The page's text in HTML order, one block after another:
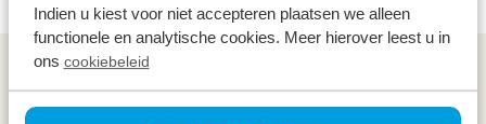
Indien u kiest voor niet accepteren plaatsen we alleen
functionele en analytische cookies. Meer hierover leest u in
ons cookiebeleid
Algemeen